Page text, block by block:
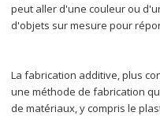
peut aller d'une couleur ou
d'objets sur mesure pour
La fabrication additive, plus
une méthode de fabrication
de matériaux, y compris le